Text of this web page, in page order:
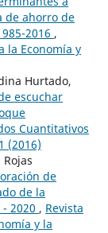
de ahorro de
2016 ,
la Economía y
Hurtado,
escuchar
Cuantitativos
(2016)
de
de la
2020 , Revista
y la